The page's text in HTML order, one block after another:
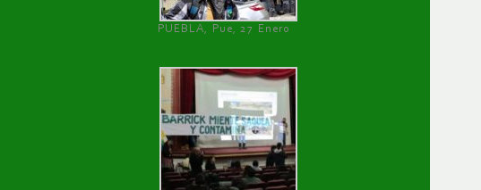
PUEBLA, Pue, 27 Enero